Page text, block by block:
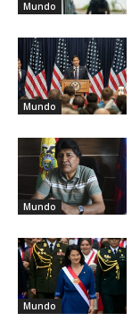
Mundo
Mundo
Mundo
Mundo